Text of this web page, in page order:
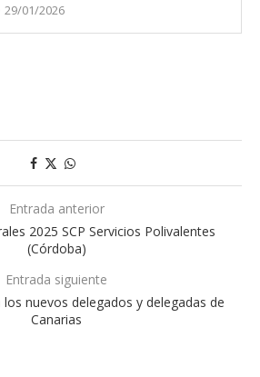
29/01/2026
Entrada anterior
2025 SCP Servicios Polivalentes
(Córdoba)
Entrada siguiente
los nuevos delegados y delegadas de
Canarias